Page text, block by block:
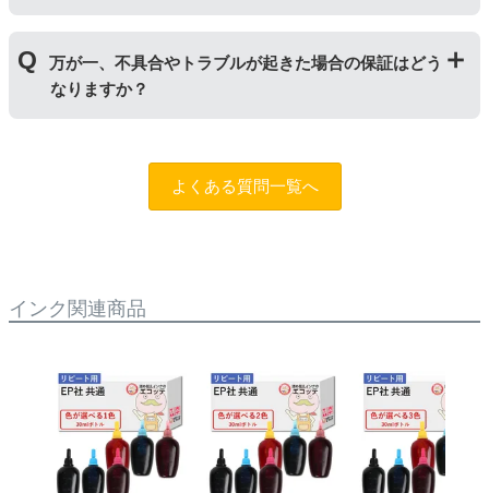
優れているため印字のにじみが少ないのが特徴です。
「染料インク」はインクが紙の繊維質に浸透して発色し
ます。インクを重ね合わせて細かく色合いを表現でき、
発色の良い鮮やかな仕上がりになるため、写真印刷に向
写真やディスク(CDやDVD)など光沢のある用紙への印刷
は色味が異なる場合がありますのでご注意ください。ま
た、純正品と比べると色あせや劣化が進みやすいため、
ご注意ください。
万が一、不具合やトラブルが起きた場合の保証はどう
なりますか？
問合フォーム ふたつの保証
おりますので、ご購入商品とご使用プリンタ―について
よくある質問一覧へ
インク関連商品